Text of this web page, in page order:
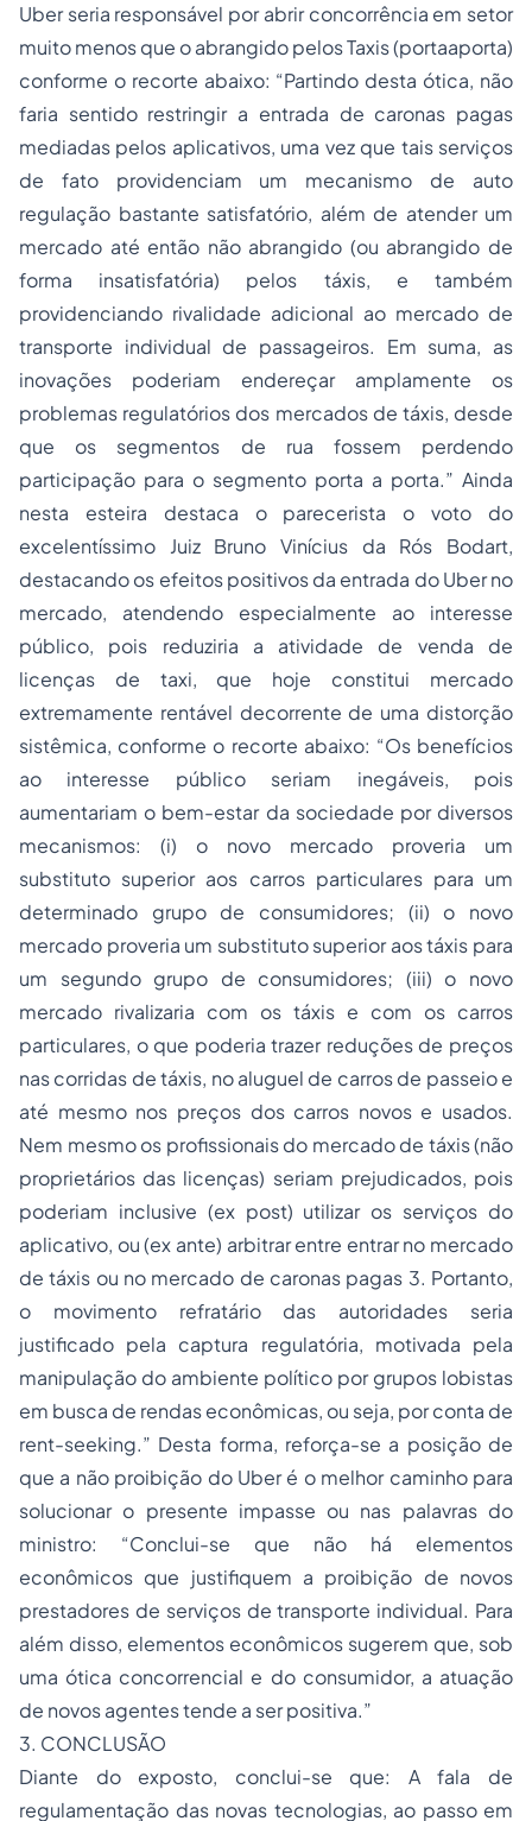
Uber seria responsável por abrir concorrência em setor
muito menos que o abrangido pelos Taxis (portaaporta)
conforme o recorte abaixo: “Partindo desta ótica, não
faria sentido restringir a entrada de caronas pagas
mediadas pelos aplicativos, uma vez que tais serviços
de fato providenciam um mecanismo de auto
regulação bastante satisfatório, além de atender um
mercado até então não abrangido (ou abrangido de
forma insatisfatória) pelos táxis, e também
providenciando rivalidade adicional ao mercado de
transporte individual de passageiros. Em suma, as
inovações poderiam endereçar amplamente os
problemas regulatórios dos mercados de táxis, desde
que os segmentos de rua fossem perdendo
participação para o segmento porta a porta.” Ainda
nesta esteira destaca o parecerista o voto do
excelentíssimo Juiz Bruno Vinícius da Rós Bodart,
destacando os efeitos positivos da entrada do Uber no
mercado, atendendo especialmente ao interesse
público, pois reduziria a atividade de venda de
licenças de taxi, que hoje constitui mercado
extremamente rentável decorrente de uma distorção
sistêmica, conforme o recorte abaixo: “Os benefícios
ao interesse público seriam inegáveis, pois
aumentariam o bem-estar da sociedade por diversos
mecanismos: (i) o novo mercado proveria um
substituto superior aos carros particulares para um
determinado grupo de consumidores; (ii) o novo
mercado proveria um substituto superior aos táxis para
um segundo grupo de consumidores; (iii) o novo
mercado rivalizaria com os táxis e com os carros
particulares, o que poderia trazer reduções de preços
nas corridas de táxis, no aluguel de carros de passeio e
até mesmo nos preços dos carros novos e usados.
Nem mesmo os profissionais do mercado de táxis (não
proprietários das licenças) seriam prejudicados, pois
poderiam inclusive (ex post) utilizar os serviços do
aplicativo, ou (ex ante) arbitrar entre entrar no mercado
de táxis ou no mercado de caronas pagas 3. Portanto,
o movimento refratário das autoridades seria
justificado pela captura regulatória, motivada pela
manipulação do ambiente político por grupos lobistas
em busca de rendas econômicas, ou seja, por conta de
rent-seeking.” Desta forma, reforça-se a posição de
que a não proibição do Uber é o melhor caminho para
solucionar o presente impasse ou nas palavras do
ministro: “Conclui-se que não há elementos
econômicos que justifiquem a proibição de novos
prestadores de serviços de transporte individual. Para
além disso, elementos econômicos sugerem que, sob
uma ótica concorrencial e do consumidor, a atuação
de novos agentes tende a ser positiva.”
3. CONCLUSÃO
Diante do exposto, conclui-se que: A fala de
regulamentação das novas tecnologias, ao passo em